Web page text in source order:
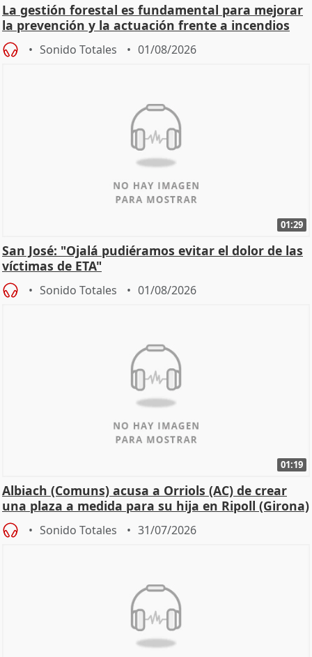
La gestión forestal es fundamental para mejorar
la prevención y la actuación frente a incendios
Sonido Totales 01/08/2026
01:29
San José: "Ojalá pudiéramos evitar el dolor de las
víctimas de ETA"
Sonido Totales 01/08/2026
01:19
Albiach (Comuns) acusa a Orriols (AC) de crear
una plaza a medida para su hija en Ripoll (Girona)
Sonido Totales 31/07/2026